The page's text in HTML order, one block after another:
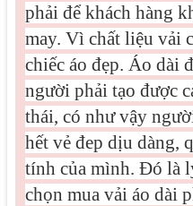
phải để khách hàng
may. Vì chất liệu vải
chiếc áo đẹp. Áo dài
người phải tạo được
thái, có như vậy
hết vẻ đep dịu dàng,
tính của mình. Đó là
chọn mua vải áo dài